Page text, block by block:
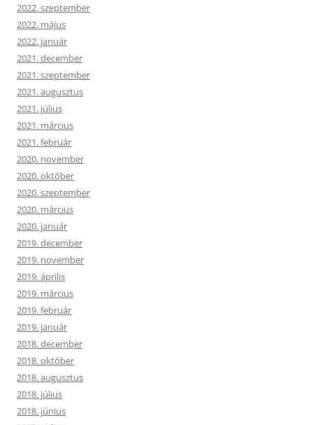
2022. szeptember
2022. május
2022. január
2021. december
2021. szeptember
2021. augusztus
2021. július
2021. március
2021. február
2020. november
2020. október
2020. szeptember
2020. március
2020. január
2019. december
2019. november
2019. április
2019. március
2019. február
2019. január
2018. december
2018. október
2018. augusztus
2018. július
2018. június